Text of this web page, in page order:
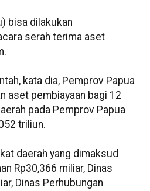
bisa dilakukan
serah terima aset
kata dia, Pemprov Papua
aset pembiayaan bagi 12
pada Pemprov Papua
triliun.
daerah yang dimaksud
Rp30,366 miliar, Dinas
Dinas Perhubungan